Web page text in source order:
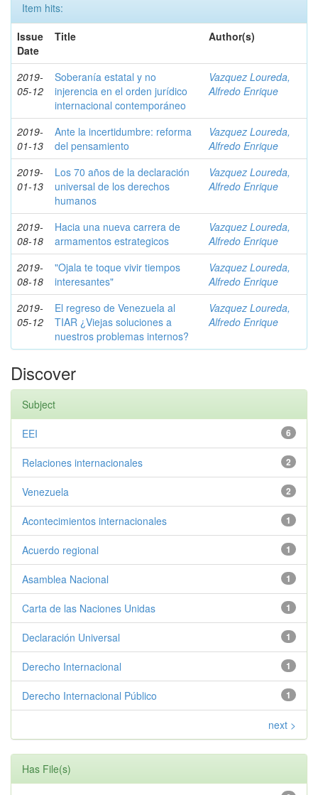
Item hits:
Issue
Date
Title Author(s)
2019-
05-12
Soberanía estatal y no
injerencia en el orden jurídico
internacional contemporáneo
Vazquez Loureda,
Alfredo Enrique
2019-
01-13
Ante la incertidumbre: reforma
del pensamiento
Vazquez Loureda,
Alfredo Enrique
2019-
01-13
Los 70 años de la declaración
universal de los derechos
humanos
Vazquez Loureda,
Alfredo Enrique
2019-
08-18
Hacia una nueva carrera de
armamentos estrategicos
Vazquez Loureda,
Alfredo Enrique
2019-
08-18
"Ojala te toque vivir tiempos
interesantes"
Vazquez Loureda,
Alfredo Enrique
2019-
05-12
El regreso de Venezuela al
TIAR ¿Viejas soluciones a
nuestros problemas internos?
Vazquez Loureda,
Alfredo Enrique
Discover
Subject
6
EEI
2
Relaciones internacionales
2
Venezuela
1
Acontecimientos internacionales
1
Acuerdo regional
1
Asamblea Nacional
1
Carta de las Naciones Unidas
1
Declaración Universal
1
Derecho Internacional
1
Derecho Internacional Público
next >
Has File(s)